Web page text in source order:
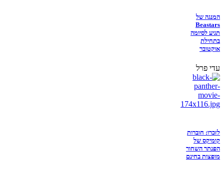
המנגה של
Beastars
תגיע לסיומה
בתחילת
אוקטובר
עדי פרל
לזכרו: חוברות
קומיקס של
הפנתר השחור
מופצות בחינם